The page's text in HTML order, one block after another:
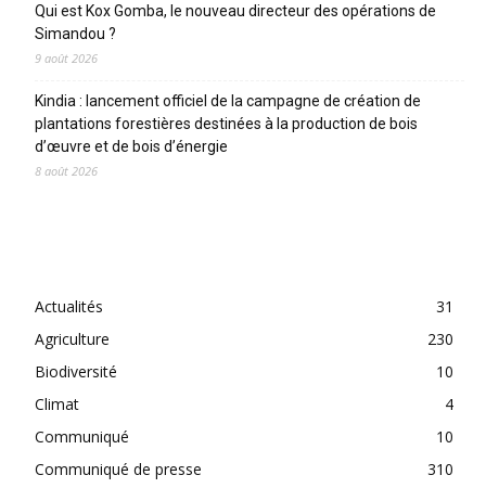
Qui est Kox Gomba, le nouveau directeur des opérations de
Simandou ?
9 août 2026
Kindia : lancement officiel de la campagne de création de
plantations forestières destinées à la production de bois
d’œuvre et de bois d’énergie
8 août 2026
Actualités
31
Agriculture
230
Biodiversité
10
Climat
4
Communiqué
10
Communiqué de presse
310